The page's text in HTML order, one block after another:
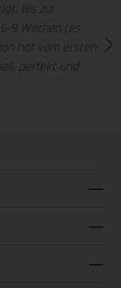
Bis zur
9 Wochen (es
hat vom ersten
perfekt und